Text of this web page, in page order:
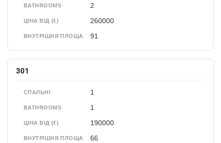
BATHROOMS 2
ЦІНА ВІД (€) 260000
ВНУТРІШНЯ ПЛОЩА 91
301
СПАЛЬНІ 1
BATHROOMS 1
ЦІНА ВІД (€) 190000
ВНУТРІШНЯ ПЛОЩА 66